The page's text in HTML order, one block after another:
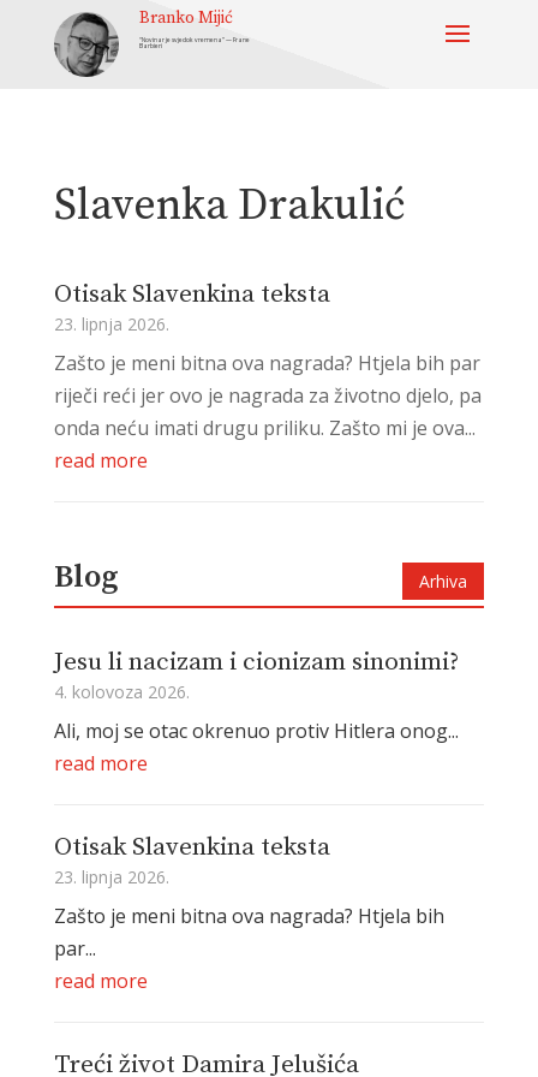
Branko Mijić
“Novinar je svjedok vremena” — Frane
Barbieri
Slavenka Drakulić
Otisak Slavenkina teksta
23. lipnja 2026.
Zašto je meni bitna ova nagrada? Htjela bih par
riječi reći jer ovo je nagrada za životno djelo, pa
onda neću imati drugu priliku. Zašto mi je ova...
read more
Blog Arhiva
Jesu li nacizam i cionizam sinonimi?
4. kolovoza 2026.
Ali, moj se otac okrenuo protiv Hitlera onog...
read more
Otisak Slavenkina teksta
23. lipnja 2026.
Zašto je meni bitna ova nagrada? Htjela bih
par...
read more
Treći život Damira Jelušića